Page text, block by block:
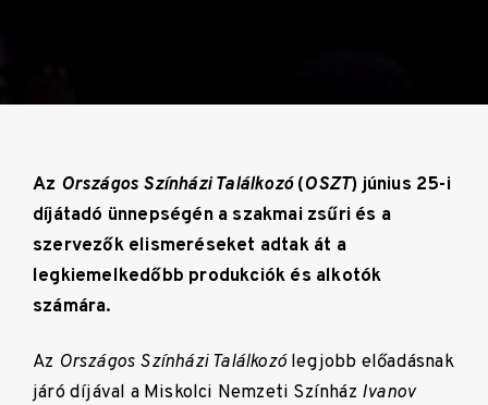
Az Országos Színházi Találkozó(OSZT) június 25-i
díjátadó ünnepségén a szakmai zsűri és a
szervezők elismeréseket adtak át a
legkiemelkedőbb produkciók és alkotók
számára.
Az Országos Színházi Találkozólegjobb előadásnak
járó díjával a Miskolci Nemzeti Színház Ivanov